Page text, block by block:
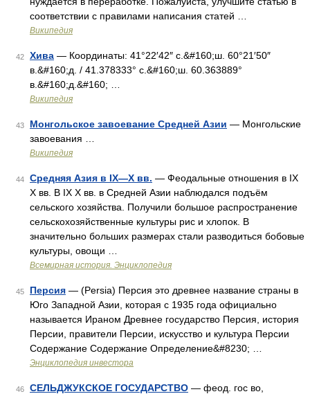
соответствии с правилами написания статей …
Википедия
42 Хива — Координаты: 41°22′42″ с.&#160;ш. 60°21′50″
в.&#160;д. / 41.378333° с.&#160;ш. 60.363889°
в.&#160;д.&#160; …
Википедия
43 Монгольское завоевание Средней Азии — Монгольские
завоевания …
Википедия
44 Средняя Азия в IX—X вв. — Феодальные отношения в IX
X вв. В IX X вв. в Средней Азии наблюдался подъём
сельского хозяйства. Получили большое распространение
сельскохозяйственные культуры рис и хлопок. В
значительно больших размерах стали разводиться бобовые
культуры, овощи …
Всемирная история. Энциклопедия
45 Персия — (Persia) Персия это древнее название страны в
Юго Западной Азии, которая с 1935 года официально
называется Ираном Древнее государство Персия, история
Персии, правители Персии, искусство и культура Персии
Содержание Содержание Определение&#8230; …
Энциклопедия инвестора
46 СЕЛЬДЖУКСКОЕ ГОСУДАРСТВО — феод. гос во,